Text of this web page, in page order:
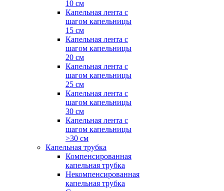
10 см
Капельная лента с
шагом капельницы
15 см
Капельная лента с
шагом капельницы
20 см
Капельная лента с
шагом капельницы
25 см
Капельная лента с
шагом капельницы
30 см
Капельная лента с
шагом капельницы
>30 см
Капельная трубка
Компенсированная
капельная трубка
Некомпенсированная
капельная трубка